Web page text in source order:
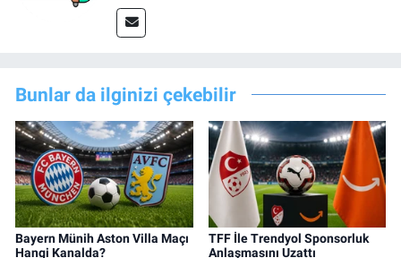
Bunlar da ilginizi çekebilir
Bayern Münih Aston Villa Maçı
Hangi Kanalda?
TFF İle Trendyol Sponsorluk
Anlaşmasını Uzattı